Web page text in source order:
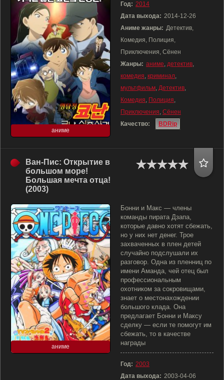
аниме
Год: 2014
Дата выхода: 2014-12-26
Аниме жанры: Детектив,
Комедия, Полиция,
Приключения, Сёнен
Жанры: аниме, детектив,
комедия, криминал,
мультфильм, Детектив,
Комедия, Полиция,
Приключения, Сёнен
Качество:
BDRip
Ван-Пис: Открытие в
большом море!
Большая мечта отца!
(2003)
аниме
Бонни и Макс — члены
команды пирата Дзапа,
которые давно хотят сбежать,
но у них нет денег. Трое
захваченных в плен детей
случайно подслушали их
разговор. Одна из пленниц по
имени Аманда, чей отец был
профессиональным
охотником за сокровищами,
знает о местонахождении
большого клада. Она
предлагает Бонни и Максу
сделку — если те помогут им
сбежать, то в качестве
награды
Год: 2003
Дата выхода: 2003-04-06